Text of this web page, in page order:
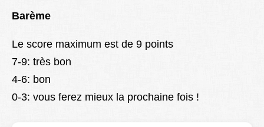
Barème
Le score maximum est de 9 points
7-9: très bon
4-6: bon
0-3: vous ferez mieux la prochaine fois !